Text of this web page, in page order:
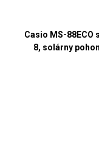
Casio MS-
8, solárny